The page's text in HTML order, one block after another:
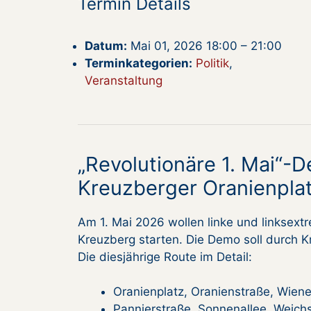
Datum: Mai 01, 2026 18:00 – 21:00
Terminkategorien: Politik,
Veranstaltung
„Revolutionäre 1.
Kreuzberger
Am 1. Mai 2026 wollen linke und
Kreuzberg starten. Die Demo soll durch
Die diesjährige Route im Detail:
Oranienplatz, Oranienstraße,